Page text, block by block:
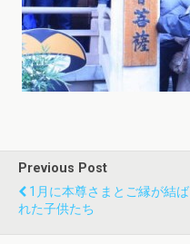
Previous Post
1月に本尊さまとご縁が結ば
れた子供たち